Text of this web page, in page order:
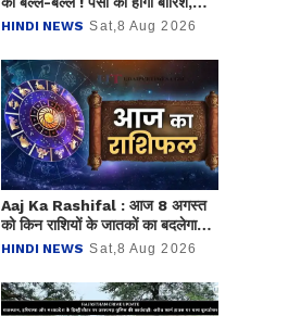
जानिए कितनी बढ़ जाएगी सैलेरी ?
HINDI NEWS Sat,8 Aug 2026
Aaj Ka Rashifal : आज 8 अगस्त
को किन राशियों के जातकों का बदलेगा
भाग्य ? देखें अपना राशिफल
HINDI NEWS Sat,8 Aug 2026